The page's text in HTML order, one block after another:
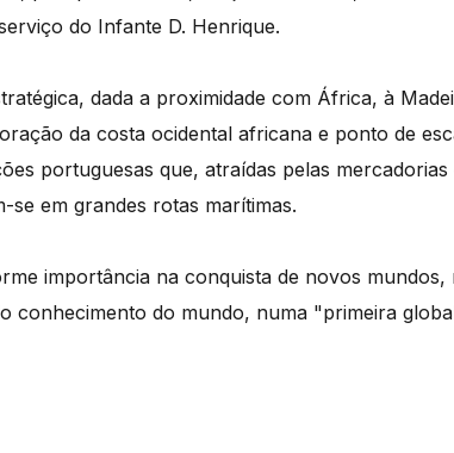
do Infante D. Henrique.
dada a proximidade com África, à
da costa ocidental africana e ponto de
portuguesas que, atraídas pelas
se em grandes rotas marítimas.
importância na conquista de novos
conhecimento do mundo, numa "primeira